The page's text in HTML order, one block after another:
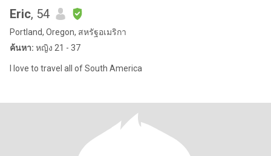
Eric, 54
Portland, Oregon, สหรัฐอเมริกา
ค้นหา: หญิง 21 - 37
I love to travel all of South America